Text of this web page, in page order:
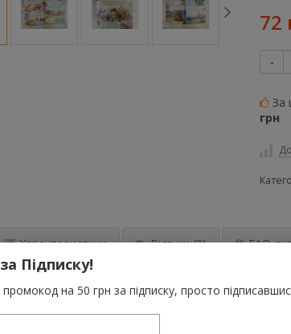
72
-
За
грн
Характеристики Відгуки(0) FAQ-
як виглядали та чомусь зникли. Неймовірні факти
Підписку!
на 50 грн за підписку, просто